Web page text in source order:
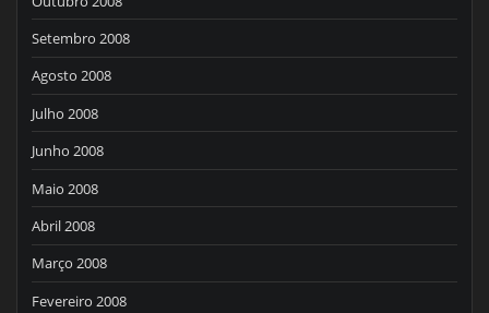
Setembro 2008
Agosto 2008
Julho 2008
Junho 2008
Maio 2008
Abril 2008
Março 2008
Fevereiro 2008